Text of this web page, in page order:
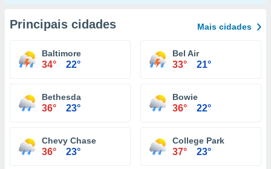
Principais cidades Mais cidades
Baltimore
34° 22°
Bel Air
33° 21°
Bethesda
36° 23°
Bowie
36° 22°
Chevy Chase
36° 23°
College Park
37° 23°